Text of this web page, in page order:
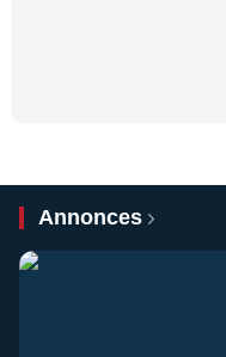
Annonces